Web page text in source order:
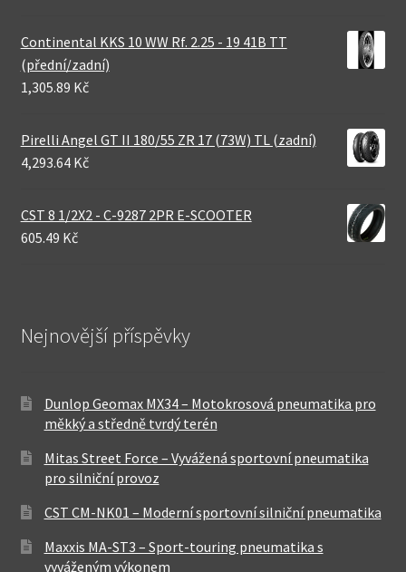
Continental KKS 10 WW Rf. 2.25 - 19 41B TT
(přední/zadní)
1,305.89 Kč
Pirelli Angel GT II 180/55 ZR 17 (73W) TL (zadní)
4,293.64 Kč
CST 8 1/2X2 - C-9287 2PR E-SCOOTER
605.49 Kč
Nejnovější příspěvky
Dunlop Geomax MX34 – Motokrosová pneumatika pro
měkký a středně tvrdý terén
Mitas Street Force – Vyvážená sportovní pneumatika
pro silniční provoz
CST CM-NK01 – Moderní sportovní silniční pneumatika
Maxxis MA-ST3 – Sport-touring pneumatika s
vyváženým výkonem